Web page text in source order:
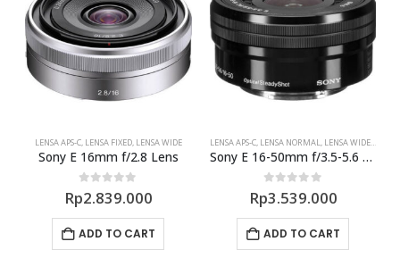
LENSA APS-C, LENSA FIXED, LENSA WIDE
Sony E 16mm f/2.8 Lens
0out of 5
Rp2.839.000
ADD TO CART
LENSA APS-C, LENSA NORMAL, LENSA WIDE,
Sony E 16-50mm f/3.5-5.6 OSS PZ Lens
0out of 5
Rp3.539.000
ADD TO CART